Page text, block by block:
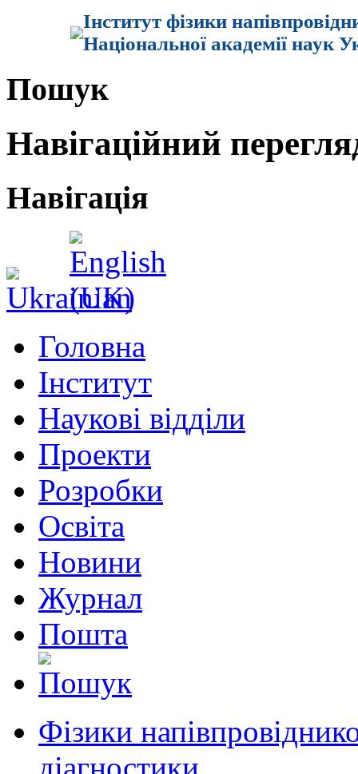
Інститут фізики
Національної академії наук
Пошук
Навігаційний
Навігація
Головна
Інститут
Наукові відділи
Проекти
Розробки
Освіта
Новини
Журнал
Пошта
Фізики